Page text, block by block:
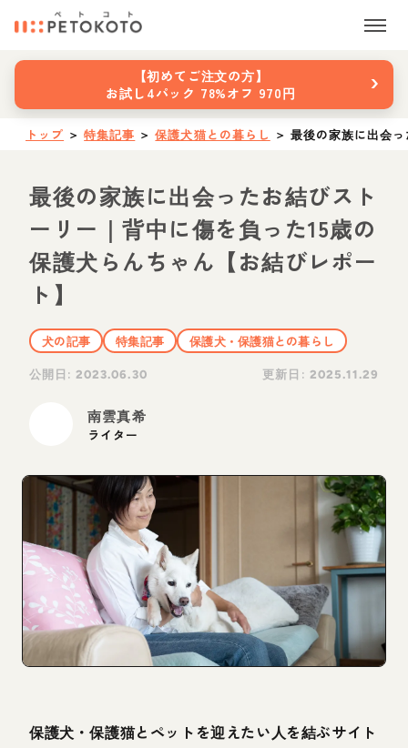
【初めてご注文の方】
お試し4パック 78%オフ 970円
›
トップ ＞ 特集記事 ＞ 保護犬猫との暮らし ＞ 最後の家族に出会
最後の家族に出会ったお結びスト
ーリー｜背中に傷を負った15歳の
保護犬らんちゃん【お結びレポー
ト】
犬の記事 特集記事
保護犬・保護猫との暮らし
公開日:2023.06.30 更新日: 2025.11.29
南雲真希
ライター
保護犬・保護猫とペットを迎えたい人を結ぶサイト